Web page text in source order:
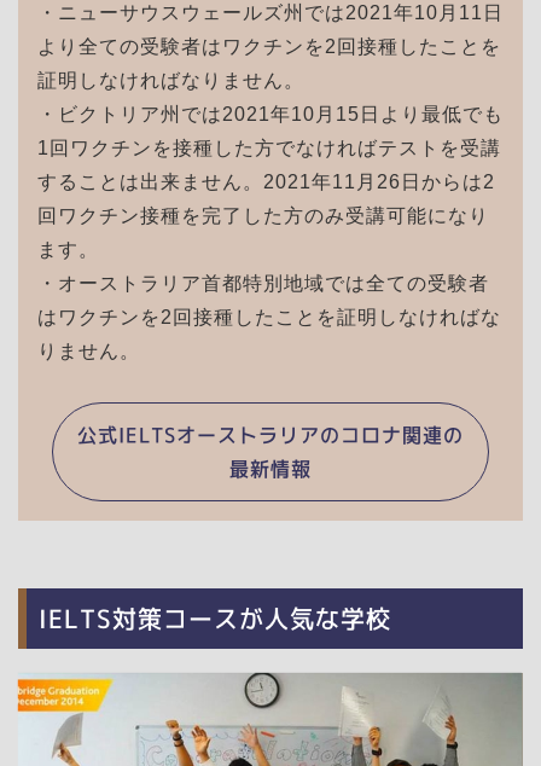
・ニューサウスウェールズ州では2021年10月11日
より全ての受験者はワクチンを2回接種したことを
証明しなければなりません。
・ビクトリア州では2021年10月15日より最低でも
1回ワクチンを接種した方でなければテストを受講
することは出来ません。2021年11月26日からは2
回ワクチン接種を完了した方のみ受講可能になり
ます。
・オーストラリア首都特別地域では全ての受験者
はワクチンを2回接種したことを証明しなければな
りません。
公式IELTSオーストラリアのコロナ関連の
最新情報
IELTS対策コースが人気な学校